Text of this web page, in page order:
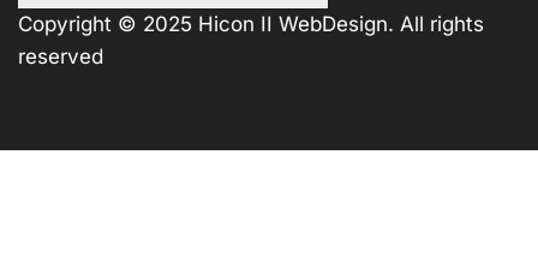
Copyright © 2025 Hicon II WebDesign. All rights
reserved